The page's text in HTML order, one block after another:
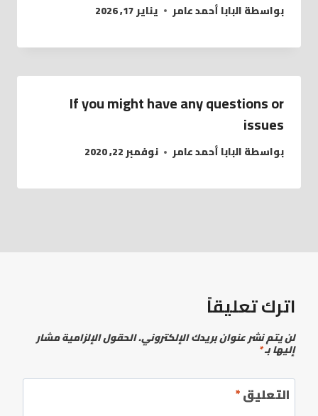
بواسطةالبابا أحمد عامر يناير 17, 2026
If you might have any questions or
issues
بواسطةالبابا أحمد عامر نوفمبر 22, 2020
اترك تعليقاً
لن يتم نشر عنوان بريدك الإلكتروني.الحقول الإلزامية مشار
إليها بـ*
التعليق*